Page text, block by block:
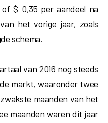
of $ 0,35 per aandeel na
het vorige jaar, zoals
schema.
van 2016 nog steeds
markt, waaronder twee
maanden van het
maanden waren dit jaar